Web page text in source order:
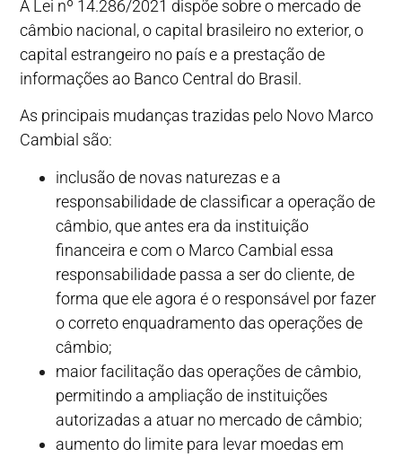
A Lei nº 14.286/2021 dispõe sobre o mercado de
câmbio nacional, o capital brasileiro no exterior, o
capital estrangeiro no país e a prestação de
informações ao Banco Central do Brasil.
As principais mudanças trazidas pelo Novo Marco
Cambial são:
inclusão de novas naturezas e a
responsabilidade de classificar a operação de
câmbio, que antes era da instituição
financeira e com o Marco Cambial essa
responsabilidade passa a ser do cliente, de
forma que ele agora é o responsável por fazer
o correto enquadramento das operações de
câmbio;
maior facilitação das operações de câmbio,
permitindo a ampliação de instituições
autorizadas a atuar no mercado de câmbio;
aumento do limite para levar moedas em